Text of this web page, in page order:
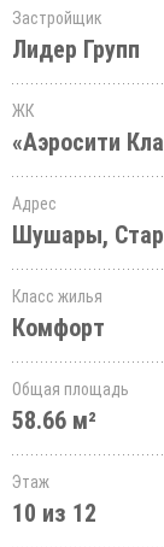
Застройщик
Лидер Групп
ЖК
«Аэросити
Адрес
Шушары,
Класс жилья
Комфорт
Общая площадь
58.66 м²
Этаж
10 из 12